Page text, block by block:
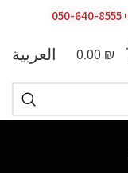
0.00 ₪ العربية